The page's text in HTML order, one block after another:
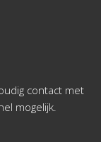
contact met
mogelijk.